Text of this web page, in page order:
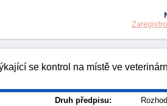
se kontrol na místě ve
Druh předpisu: